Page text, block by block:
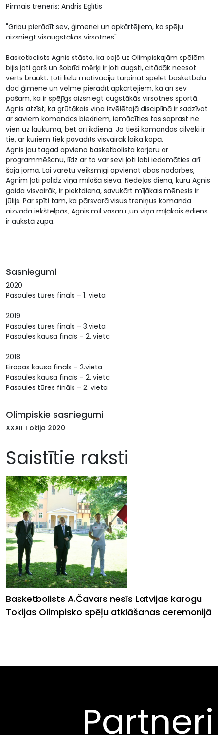
Pirmais treneris: Andris Eglītis
"Gribu pierādīt sev, ģimenei un apkārtējiem, ka spēju
aizsniegt visaugstākās virsotnes".
Basketbolists Agnis stāsta, ka ceļš uz Olimpiskajām spēlēm
bijis ļoti garš un šobrīd mērķi ir ļoti augsti, citādāk neesot
vērts braukt. Ļoti lielu motivāciju turpināt spēlēt basketbolu
dod ģimene un vēlme pierādīt apkārtējiem, kā arī sev
pašam, ka ir spējīgs aizsniegt augstākās virsotnes sportā.
Agnis atzīst, ka grūtākais viņa izvēlētajā disciplīnā ir sadzīvot
ar saviem komandas biedriem, iemācīties tos saprast ne
vien uz laukuma, bet arī ikdienā. Jo tieši komandas cilvēki ir
tie, ar kuriem tiek pavadīts visvairāk laika kopā.
Agnis jau tagad apvieno basketbolista karjeru ar
programmēšanu, līdz ar to var sevi ļoti labi iedomāties arī
šajā jomā. Lai varētu veiksmīgi apvienot abas nodarbes,
Agnim ļoti palīdz viņa mīlošā sieva. Nedēļas diena, kuru Agnis
gaida visvairāk, ir piektdiena, savukārt mīļākais mēnesis ir
jūlijs. Par spīti tam, ka pārsvarā visus treniņus komanda
aizvada iekštelpās, Agnis mīl vasaru ,un viņa mīļākais ēdiens
ir aukstā zupa.
Sasniegumi
2020
Pasaules tūres fināls – 1. vieta
2019
Pasaules tūres fināls – 3.vieta
Pasaules kausa fināls – 2. vieta
2018
Eiropas kausa fināls – 2.vieta
Pasaules kausa fināls – 2. vieta
Pasaules tūres fināls – 2. vieta
Olimpiskie sasniegumi
XXXII Tokija 2020
Saistītie raksti
Basketbolists A.Čavars nesīs Latvijas karogu
Tokijas Olimpisko spēļu atklāšanas ceremonijā
Partneri